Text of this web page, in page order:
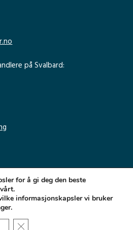
på Svalbard:
Polarinstitutt
for å gi deg den beste
informasjonskapsler vi bruker
Lukk GDPR Infokapsel-banner